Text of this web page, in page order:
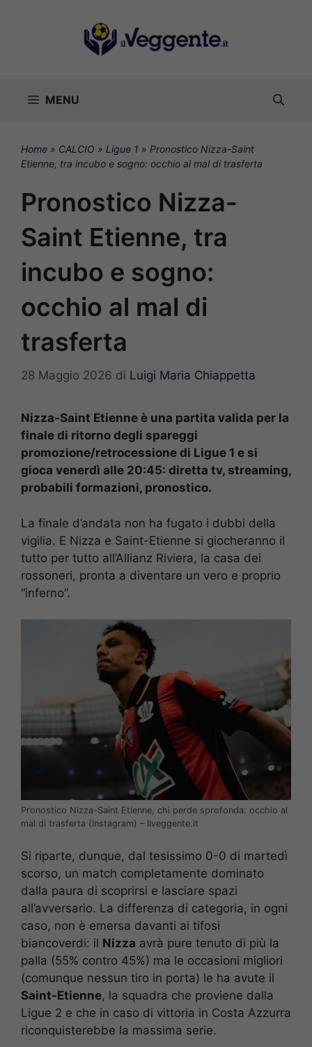
MENU
Home » CALCIO » Ligue 1 » Pronostico Nizza-Saint
Etienne, tra incubo e sogno: occhio al mal di trasferta
Pronostico Nizza-
Saint Etienne, tra
incubo e sogno:
occhio al mal di
trasferta
28 Maggio 2026 di Luigi Maria Chiappetta
Nizza-Saint Etienne è una partita valida per la
finale di ritorno degli spareggi
promozione/retrocessione di Ligue 1 e si
gioca venerdì alle 20:45: diretta tv, streaming,
probabili formazioni, pronostico.
La finale d’andata non ha fugato i dubbi della
vigilia. E Nizza e Saint-Etienne si giocheranno il
tutto per tutto all’Allianz Riviera, la casa dei
rossoneri, pronta a diventare un vero e proprio
“inferno”.
Pronostico Nizza-Saint Etienne, chi perde sprofonda: occhio al
mal di trasferta (Instagram) – Ilveggente.it
Si riparte, dunque, dal tesissimo 0-0 di martedì
scorso, un match completamente dominato
dalla paura di scoprirsi e lasciare spazi
all’avversario. La differenza di categoria, in ogni
caso, non è emersa davanti ai tifosi
biancoverdi: il Nizza avrà pure tenuto di più la
palla (55% contro 45%) ma le occasioni migliori
(comunque nessun tiro in porta) le ha avute il
Saint-Etienne, la squadra che proviene dalla
Ligue 2 e che in caso di vittoria in Costa Azzurra
riconquisterebbe la massima serie.